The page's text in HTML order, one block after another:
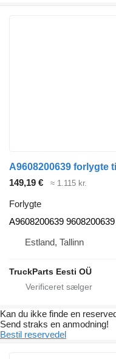
149,19 € ≈ 1.115 kr.
Forlygte
A9608200639 9608200639
Estland, Tallinn
TruckParts Eesti OÜ
Kan du ikke finde en
Send straks en anmodning!
Bestil reservedel